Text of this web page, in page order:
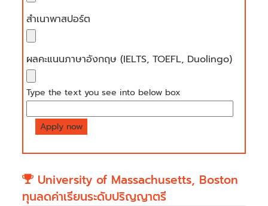
สำเนาพาสปอร์ต
ผลคะแนนภาษาอังกฤษ (IELTS, TOEFL, Duolingo)
Type the text you see into below box
University of Massachusetts, Boston
ทุนลดค่าเรียนระดับปริญญาตรี